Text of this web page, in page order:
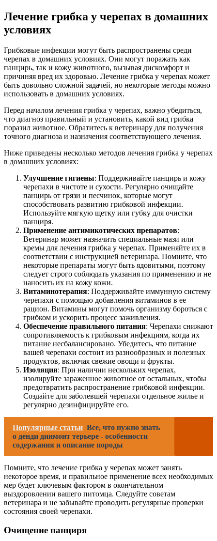
Лечение грибка у черепах в домашних
условиях
Грибковые инфекции могут быть распространены среди
черепах в домашних условиях. Они могут поражать как
панцирь, так и кожу животного, вызывая дискомфорт и
причиняя вред их здоровью. Лечение грибка у черепах может
быть довольно сложной задачей, но некоторые методы можно
использовать в домашних условиях.
Перед началом лечения грибка у черепах, важно убедиться,
что диагноз правильный и установить, какой вид грибка
поразил животное. Обратитесь к ветеринару для получения
точного диагноза и назначения соответствующего лечения.
Ниже приведены несколько методов лечения грибка у черепах
в домашних условиях:
Улучшение гигиены: Поддерживайте панцирь и кожу
черепахи в чистоте и сухости. Регулярно очищайте
панцирь от грязи и песчинок, которые могут
способствовать развитию грибковой инфекции.
Используйте мягкую щетку или губку для очистки
панциря.
Применение антимикотических препаратов:
Ветеринар может назначить специальные мази или
кремы для лечения грибка у черепах. Применяйте их в
соответствии с инструкцией ветеринара. Помните, что
некоторые препараты могут быть ядовитыми, поэтому
следует строго соблюдать указания по применению и не
наносить их на кожу кожи.
Витаминотерапия: Поддерживайте иммунную систему
черепахи с помощью добавления витаминов в ее
рацион. Витамины могут помочь организму бороться с
грибком и ускорить процесс заживления.
Обеспечение правильного питания: Черепахи снижают
сопротивляемость к грибковым инфекциям, когда их
питание несбалансировано. Убедитесь, что питание
вашей черепахи состоит из разнообразных и полезных
продуктов, включая свежие овощи и фрукты.
Изоляция: При наличии нескольких черепах,
изолируйте зараженное животное от остальных, чтобы
предотвратить распространение грибковой инфекции.
Создайте для заболевшей черепахи отдельное жилье и
регулярно дезинфицируйте его.
Популярные статьи Все, что нужно знать
о денди динмонт терьере - особенности
содержания и описание породы
Помните, что лечение грибка у черепах может занять
некоторое время, и правильное применение всех необходимых
мер будет ключевым фактором в окончательном
выздоровлении вашего питомца. Следуйте советам
ветеринара и не забывайте проводить регулярные проверки
состояния своей черепахи.
Очищение панциря